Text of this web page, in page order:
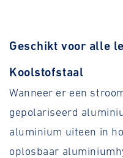
Geschikt voor alle
Koolstofstaal
Wanneer er een
gepolariseerd
aluminium uiteen in
oplosbaar